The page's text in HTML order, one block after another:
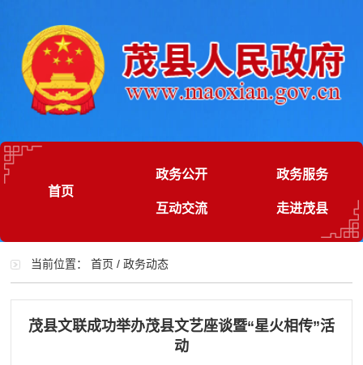
首页
政务公开 政务服务
互动交流 走进茂县
当前位置：首页 /政务动态
茂县文联成功举办茂县文艺座谈暨“星火相传”活
动